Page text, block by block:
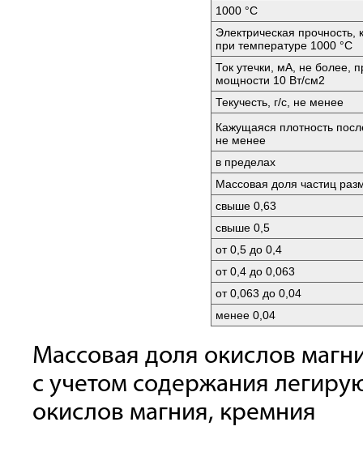
1000 °C
Электрическая
при температуре 1000 °C
Ток утечки, мА, не более,
мощности 10 Вт/см2
Текучесть, г/с, не менее
Кажущаяся плотность
не менее
в пределах
Массовая доля частиц
свыше 0,63
свыше 0,5
от 0,5 до 0,4
от 0,4 до 0,063
от 0,063 до 0,04
менее 0,04
Массовая доля окислов
с учетом содержания
окислов магния, кремния